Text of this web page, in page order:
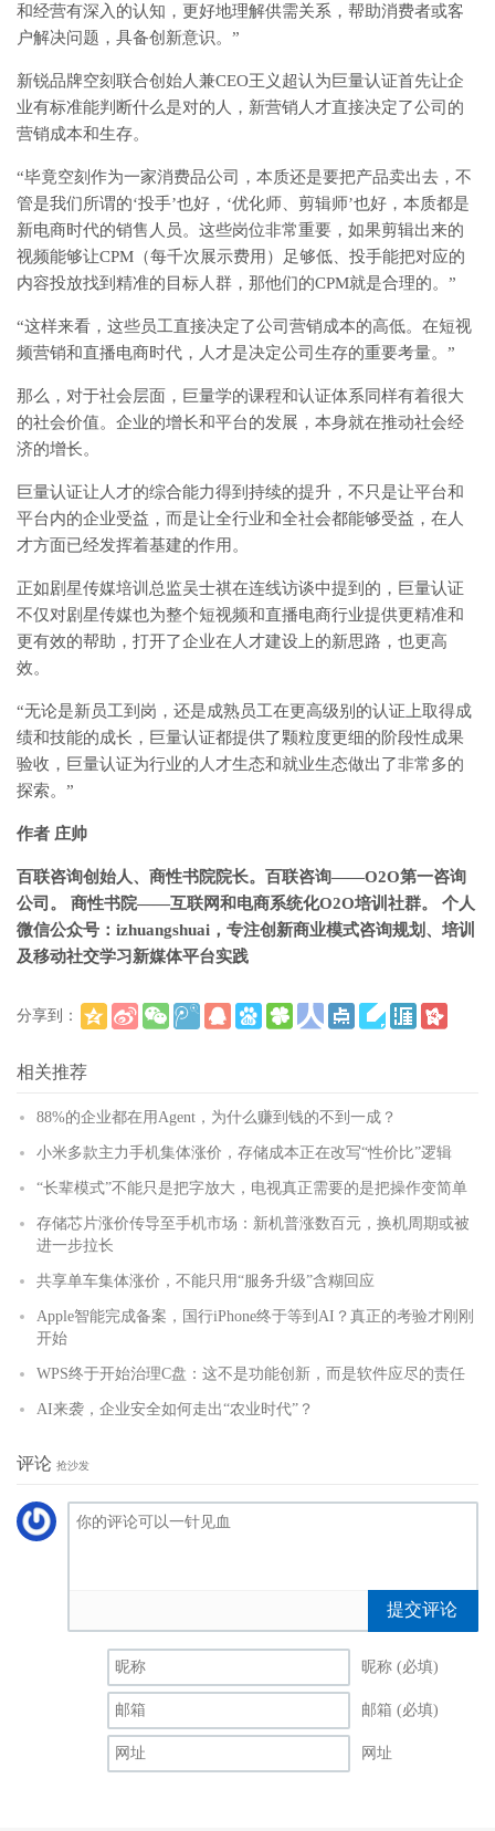
和经营有深入的认知，更好地理解供需关系，帮助消费者或客
户解决问题，具备创新意识。”
新锐品牌空刻联合创始人兼CEO王义超认为巨量认证首先让企
业有标准能判断什么是对的人，新营销人才直接决定了公司的
营销成本和生存。
“毕竟空刻作为一家消费品公司，本质还是要把产品卖出去，不
管是我们所谓的‘投手’也好，‘优化师、剪辑师’也好，本质都是
新电商时代的销售人员。这些岗位非常重要，如果剪辑出来的
视频能够让CPM（每千次展示费用）足够低、投手能把对应的
内容投放找到精准的目标人群，那他们的CPM就是合理的。”
“这样来看，这些员工直接决定了公司营销成本的高低。在短视
频营销和直播电商时代，人才是决定公司生存的重要考量。”
那么，对于社会层面，巨量学的课程和认证体系同样有着很大
的社会价值。企业的增长和平台的发展，本身就在推动社会经
济的增长。
巨量认证让人才的综合能力得到持续的提升，不只是让平台和
平台内的企业受益，而是让全行业和全社会都能够受益，在人
才方面已经发挥着基建的作用。
正如剧星传媒培训总监吴士祺在连线访谈中提到的，巨量认证
不仅对剧星传媒也为整个短视频和直播电商行业提供更精准和
更有效的帮助，打开了企业在人才建设上的新思路，也更高
效。
“无论是新员工到岗，还是成熟员工在更高级别的认证上取得成
绩和技能的成长，巨量认证都提供了颗粒度更细的阶段性成果
验收，巨量认证为行业的人才生态和就业生态做出了非常多的
探索。”
作者 庄帅
百联咨询创始人、商性书院院长。百联咨询——O2O第一咨询
公司。 商性书院——互联网和电商系统化O2O培训社群。 个人
微信公众号：izhuangshuai，专注创新商业模式咨询规划、培训
及移动社交学习新媒体平台实践
分享到：
相关推荐
88%的企业都在用Agent，为什么赚到钱的不到一成？
小米多款主力手机集体涨价，存储成本正在改写“性价比”逻辑
“长辈模式”不能只是把字放大，电视真正需要的是把操作变简单
存储芯片涨价传导至手机市场：新机普涨数百元，换机周期或被
进一步拉长
共享单车集体涨价，不能只用“服务升级”含糊回应
Apple智能完成备案，国行iPhone终于等到AI？真正的考验才刚刚
开始
WPS终于开始治理C盘：这不是功能创新，而是软件应尽的责任
AI来袭，企业安全如何走出“农业时代”？
评论 抢沙发
提交评论
昵称 (必填)
邮箱 (必填)
网址